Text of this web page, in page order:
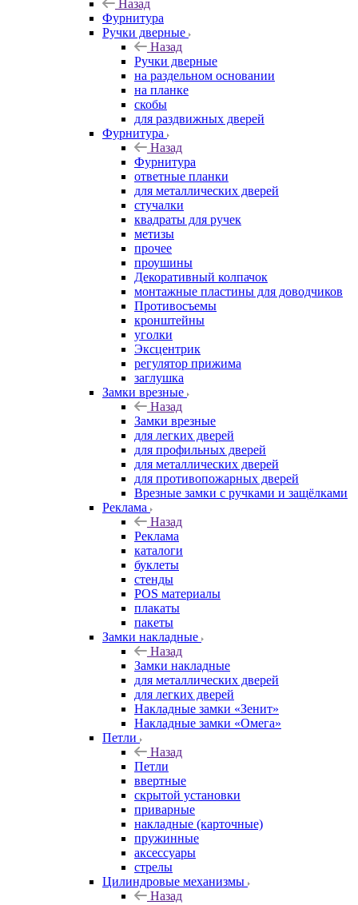
Назад
Фурнитура
Ручки дверные
Назад
Ручки дверные
на раздельном основании
на планке
скобы
для раздвижных дверей
Фурнитура
Назад
Фурнитура
ответные планки
для металлических дверей
стучалки
квадраты для ручек
метизы
прочее
проушины
Декоративный колпачок
монтажные пластины для доводчиков
Противосъемы
кронштейны
уголки
Эксцентрик
регулятор прижима
заглушка
Замки врезные
Назад
Замки врезные
для легких дверей
для профильных дверей
для металлических дверей
для противопожарных дверей
Врезные замки с ручками и защёлками
Реклама
Назад
Реклама
каталоги
буклеты
стенды
POS материалы
плакаты
пакеты
Замки накладные
Назад
Замки накладные
для металлических дверей
для легких дверей
Накладные замки «Зенит»
Накладные замки «Омега»
Петли
Назад
Петли
ввертные
скрытой установки
приварные
накладные (карточные)
пружинные
аксессуары
стрелы
Цилиндровые механизмы
Назад